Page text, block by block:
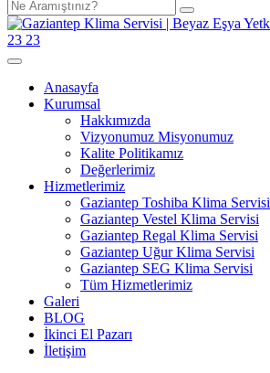
Anasayfa
Kurumsal
Hakkımızda
Vizyonumuz Misyonumuz
Kalite Politikamız
Değerlerimiz
Hizmetlerimiz
Gaziantep Toshiba Klima Servisi
Gaziantep Vestel Klima Servisi
Gaziantep Regal Klima Servisi
Gaziantep Uğur Klima Servisi
Gaziantep SEG Klima Servisi
Tüm Hizmetlerimiz
Galeri
BLOG
İkinci El Pazarı
İletişim